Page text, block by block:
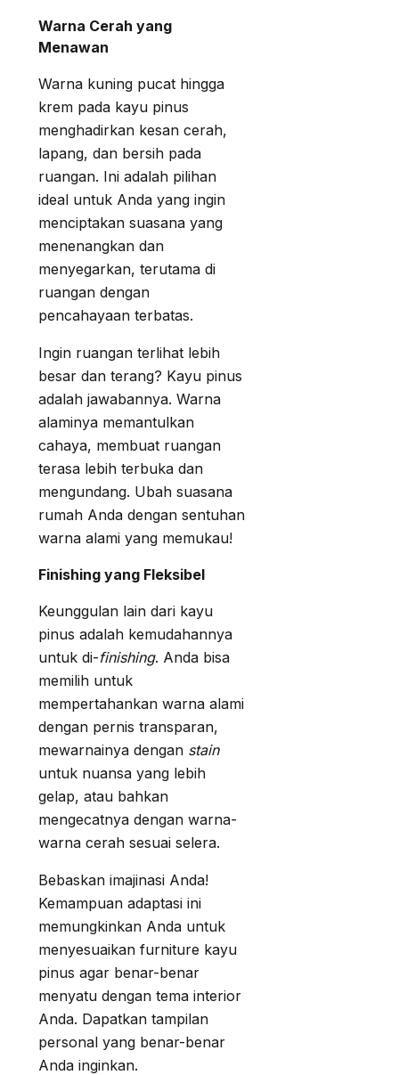
Warna Cerah yang
Menawan
Warna kuning pucat hingga
krem pada kayu pinus
menghadirkan kesan cerah,
lapang, dan bersih pada
ruangan. Ini adalah pilihan
ideal untuk Anda yang ingin
menciptakan suasana yang
menenangkan dan
menyegarkan, terutama di
ruangan dengan
pencahayaan terbatas.
Ingin ruangan terlihat lebih
besar dan terang? Kayu pinus
adalah jawabannya. Warna
alaminya memantulkan
cahaya, membuat ruangan
terasa lebih terbuka dan
mengundang. Ubah suasana
rumah Anda dengan sentuhan
warna alami yang memukau!
Finishing yang Fleksibel
Keunggulan lain dari kayu
pinus adalah kemudahannya
untuk di-finishing. Anda bisa
memilih untuk
mempertahankan warna alami
dengan pernis transparan,
mewarnainya dengan stain
untuk nuansa yang lebih
gelap, atau bahkan
mengecatnya dengan warna-
warna cerah sesuai selera.
Bebaskan imajinasi Anda!
Kemampuan adaptasi ini
memungkinkan Anda untuk
menyesuaikan furniture kayu
pinus agar benar-benar
menyatu dengan tema interior
Anda. Dapatkan tampilan
personal yang benar-benar
Anda inginkan.